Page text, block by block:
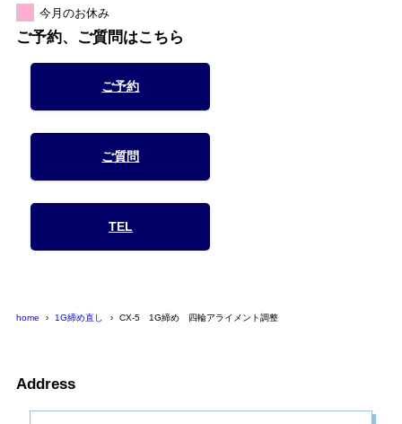
今月のお休み
ご予約、ご質問はこちら
ご予約
ご質問
TEL
home 1G締め直し CX-5 1G締め 四輪アライメント調整
Address